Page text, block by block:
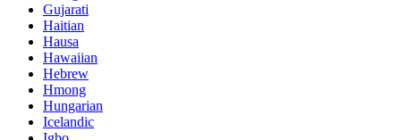
Gujarati
Haitian
Hausa
Hawaiian
Hebrew
Hmong
Hungarian
Icelandic